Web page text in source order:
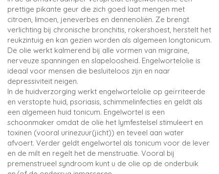
prettige pikante geur die zich goed laat mengen met
citroen, limoen, jeneverbes en dennenoliën. Ze brengt
verlichting bij chronische bronchitis, rokershoest, herstelt het
reukzintuig en kan gezien worden als algemeen longtonicum.
De olie werkt kalmerend bij alle vormen van migraine,
nerveuze spanningen en slapeloosheid. Engelwortelolie is
ideaal voor mensen die besluiteloos zijn en naar
depressiviteit neigen.
In de huidverzorging werkt engelwortelolie op geïrriteerde
en verstopte huid, psoriasis, schimmelinfecties en geldt als
een algemeen huid tonicum. Engelwortel is een
schoonmaker omdat de olie het lymfestelsel stimuleert en
toxinen (vooral urinezuur(jicht)) en teveel aan water
afvoert. Verder geldt engelwortel als tonicum voor de lever
en de milt en regelt het de menstruatie. Vooral bij
premenstrueel syndroom kunt u de olie op de onderbuik